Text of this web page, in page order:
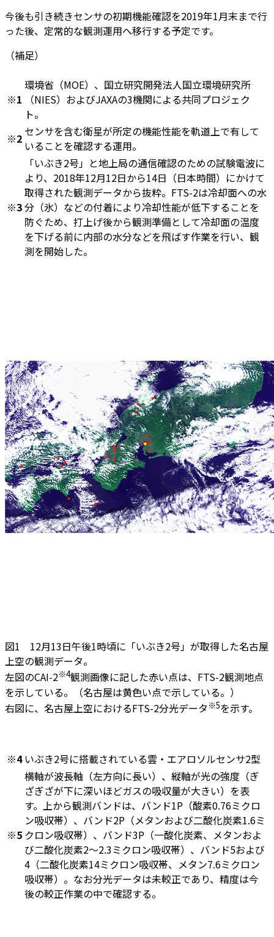
今後も引き続きセンサの初期機能確認を2019年1月末まで行
った後、定常的な観測運用へ移行する予定です。
（補足）
※1
環境省（MOE）、国立研究開発法人国立環境研究所
（NIES）およびJAXAの3機関による共同プロジェク
ト。
※2 センサを含む衛星が所定の機能性能を軌道上で有して
いることを確認する運用。
※3
「いぶき2号」と地上局の通信確認のための試験電波に
より、2018年12月12日から14日（日本時間）にかけて
取得された観測データから抜粋。FTS-2は冷却面への水
分（氷）などの付着により冷却性能が低下することを
防ぐため、打上げ後から観測準備として冷却面の温度
を下げる前に内部の水分などを飛ばす作業を行い、観
測を開始した。
図1 12月13日午後1時頃に「いぶき2号」が取得した名古屋
上空の観測データ。
左図のCAI-2※4観測画像に記した赤い点は、FTS-2観測地点
を示している。（名古屋は黄色い点で示している。）
右図に、名古屋上空におけるFTS-2分光データ ※5を示す。
※4 いぶき2号に搭載されている雲・エアロソルセンサ2型
※5
横軸が波長軸（左方向に長い）、縦軸が光の強度（ぎ
ざぎざが下に深いほどガスの吸収量が大きい）を表
す。上から観測バンドは、バンド1P（酸素0.76ミクロ
ン吸収帯）、バンド2P（メタンおよび二酸化炭素1.6ミ
クロン吸収帯）、バンド3P（一酸化炭素、メタンおよ
び二酸化炭素2～2.3ミクロン吸収帯）、バンド5および
4（二酸化炭素14ミクロン吸収帯、メタン7.6ミクロン
吸収帯）。なお分光データは未較正であり、精度は今
後の較正作業の中で確認する。